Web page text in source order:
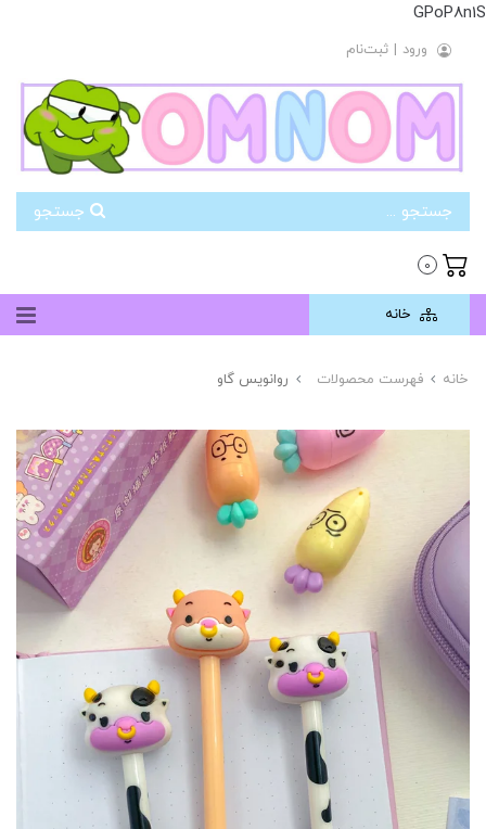
GPoP8n1S
ورود | ثبت‌نام
0
خانه
خانه فهرست محصولات روانویس گاو